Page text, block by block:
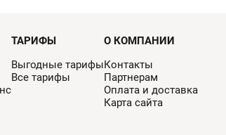
ТАРИФЫ
Выгодные тарифы
Все тарифы
О КОМПАНИИ
Контакты
Партнерам
Оплата и доставка
Карта сайта